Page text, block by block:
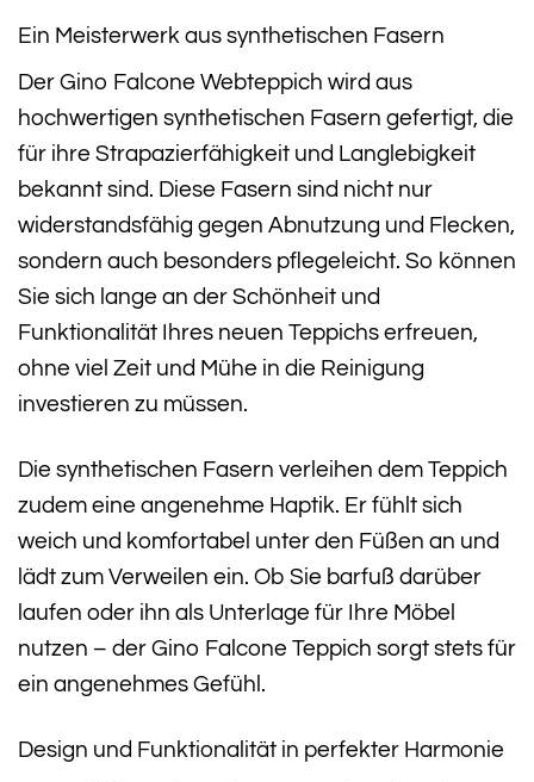
Ein Meisterwerk aus synthetischen Fasern
Der Gino Falcone Webteppich wird aus
hochwertigen synthetischen Fasern gefertigt, die
für ihre Strapazierfähigkeit und Langlebigkeit
bekannt sind. Diese Fasern sind nicht nur
widerstandsfähig gegen Abnutzung und Flecken,
sondern auch besonders pflegeleicht. So können
Sie sich lange an der Schönheit und
Funktionalität Ihres neuen Teppichs erfreuen,
ohne viel Zeit und Mühe in die Reinigung
investieren zu müssen.
Die synthetischen Fasern verleihen dem Teppich
zudem eine angenehme Haptik. Er fühlt sich
weich und komfortabel unter den Füßen an und
lädt zum Verweilen ein. Ob Sie barfuß darüber
laufen oder ihn als Unterlage für Ihre Möbel
nutzen – der Gino Falcone Teppich sorgt stets für
ein angenehmes Gefühl.
Design und Funktionalität in perfekter Harmonie